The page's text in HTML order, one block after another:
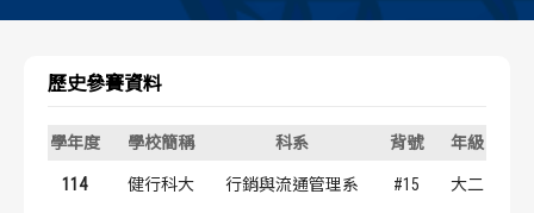
歷屆冠軍
歷屆冠軍
歷史參賽資料
學年度 學校簡稱 科系 背號 年級
114 健行科大 行銷與流通管理系 #15 大二